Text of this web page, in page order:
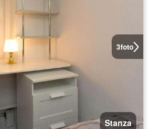
3foto
Stanza